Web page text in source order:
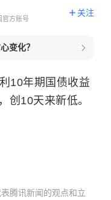
官方账号
关注
变化？
10年期国债收益
创10天来新低。
腾讯新闻的观点和立